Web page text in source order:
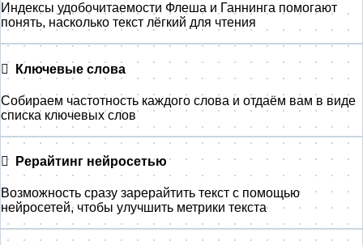
Индексы удобочитаемости Флеша и Ганнинга помогают
понять, насколько текст лёгкий для чтения
Ключевые слова
Собираем частотность каждого слова и отдаём вам в виде
списка ключевых слов
Рерайтинг нейросетью
Возможность сразу зарерайтить текст с помощью
нейросетей, чтобы улучшить метрики текста